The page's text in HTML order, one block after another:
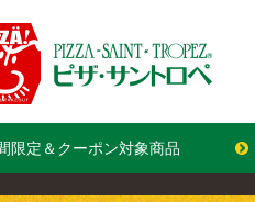
限定＆クーポン対象商品